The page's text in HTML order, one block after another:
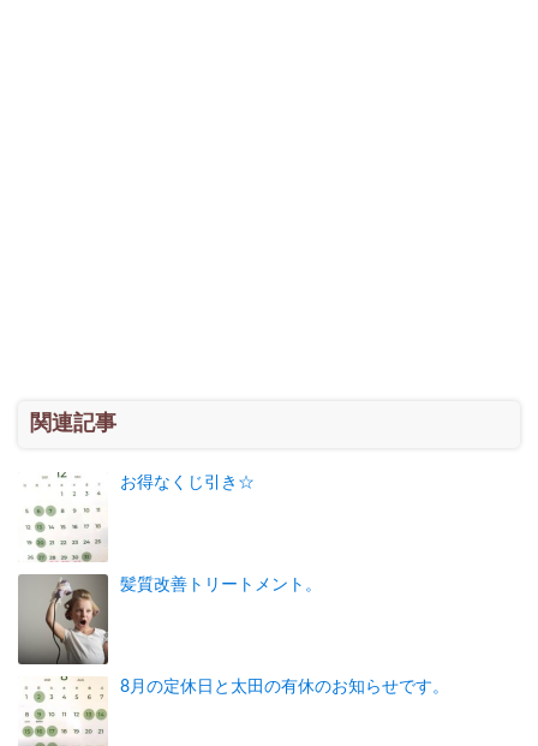
関連記事
お得なくじ引き☆
髪質改善トリートメント。
8月の定休日と太田の有休のお知らせです。